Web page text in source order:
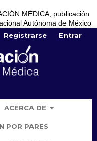
MÉDICA, publicación
Autónoma de México
ACERCA DE
POR PARES
Registrarse Entrar